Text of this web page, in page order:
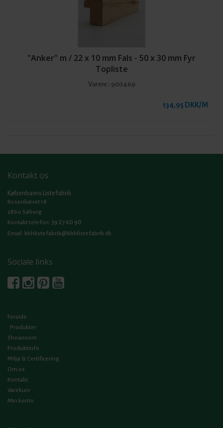
"Anker" m / 22 x 10 mm Fals - 50 x 30 mm Fyr
Topliste
Varenr.: 900469
134,95 DKK/M
Kontakt os
Københavns Listefabrik
Rosenkæret 18
2860 Søborg
Kontakt telefon: 39 27 60 90
Email: kbhlistefabrik@kbhlistefabrik.dk
Sociale links
Forside
Produkter
Showroom
Produktinfo
Miljø & Certificering
Om os
Kontakt
Varekurv
Min konto